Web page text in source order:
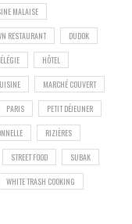
MALAISE
RESTAURANT DUDOK
HÔTEL
MARCHÉ COUVERT
PARIS PETIT DÉJEUNER
RIZIÈRES
STREET FOOD SUBAK
WHITE TRASH COOKING